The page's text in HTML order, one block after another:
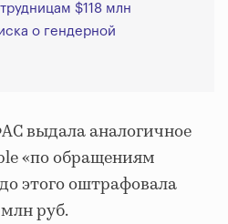
$118 млн
о гендерной
выдала аналогичное
«по обращениям
этого оштрафовала
руб.